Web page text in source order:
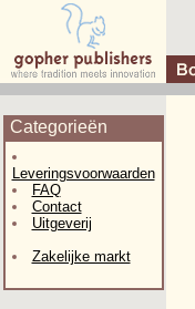
Categorieën
Leveringsvoorwaarden
FAQ
Contact
Uitgeverij
Zakelijke markt